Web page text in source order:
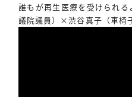
誰もが再生医療を受けられ
議院議員）×渋谷真子（車椅